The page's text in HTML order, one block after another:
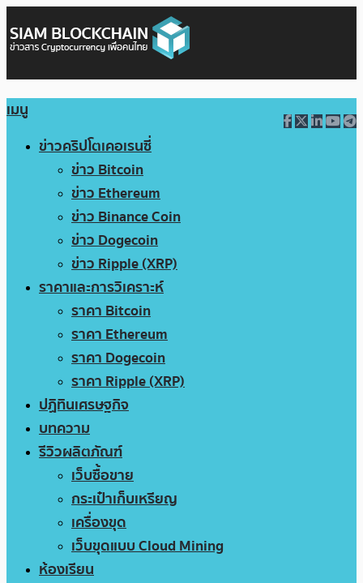
เมนู
ข่าวคริปโตเคอเรนซี่
ข่าว Bitcoin
ข่าว Ethereum
ข่าว Binance Coin
ข่าว Dogecoin
ข่าว Ripple (XRP)
ราคาและการวิเคราะห์
ราคา Bitcoin
ราคา Ethereum
ราคา Dogecoin
ราคา Ripple (XRP)
ปฏิทินเศรษฐกิจ
บทความ
รีวิวผลิตภัณฑ์
เว็บซื้อขาย
กระเป๋าเก็บเหรียญ
เครื่องขุด
เว็บขุดแบบ Cloud Mining
ห้องเรียน